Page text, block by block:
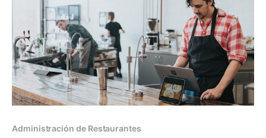
Administración de Restaurantes